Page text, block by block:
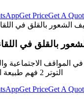
Get PriceGet A
بالقلق في
التوتر 2 فهم طبيعة القلق الاجتماعي 3
Get PriceGet A